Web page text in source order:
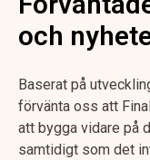
och
Baserat på
förvänta oss att
att bygga vidare på
samtidigt som det